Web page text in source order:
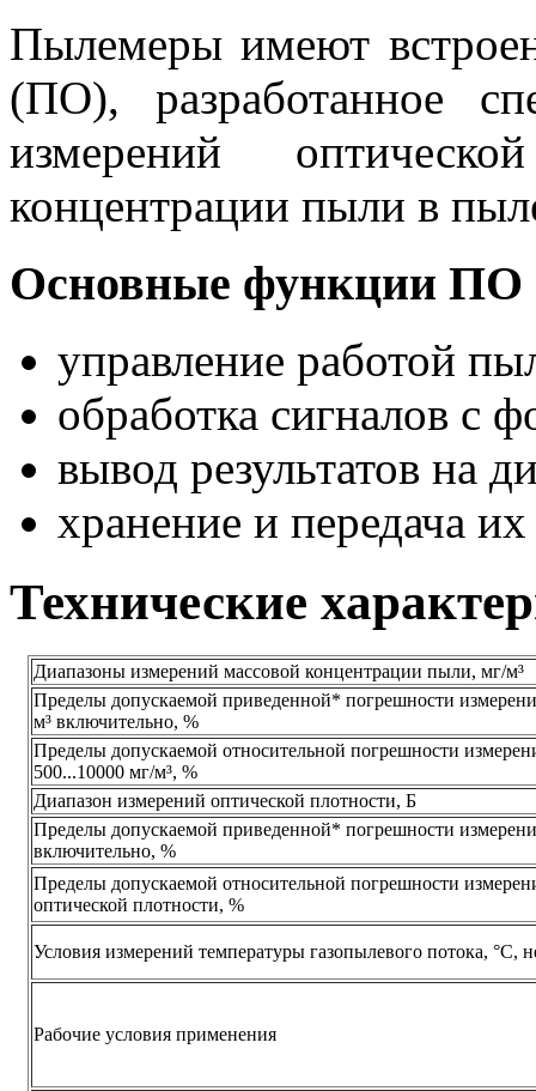
Пылемеры имеют
(ПО), разработанное
измерений
концентрации пыли в
Основные функции ПО
управление работой
обработка сигналов с
вывод результатов на
хранение и передача
Технические
Диапазоны измерений массовой концентрации пыли, мг/м³
Пределы допускаемой приведенной* погрешности
м³ включительно, %
Пределы допускаемой относительной погрешности
500...10000 мг/м³, %
Диапазон измерений оптической плотности, Б
Пределы допускаемой приведенной* погрешности
включительно, %
Пределы допускаемой относительной погрешности
оптической плотности, %
Условия измерений температуры газопылевого потока, °С,
Рабочие условия применения